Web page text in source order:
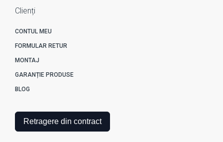
Clienți
CONTUL MEU
FORMULAR RETUR
MONTAJ
GARANȚIE PRODUSE
BLOG
Retragere din contract